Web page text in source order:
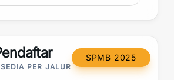
PER JALUR
SPMB 2025